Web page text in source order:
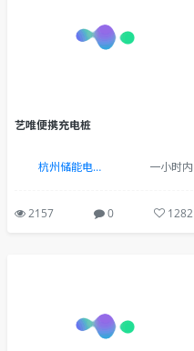
艺唯便携充电桩
杭州储能电力新能源行业设计(13884473079vx同上) 一小时内
2157 0 1282